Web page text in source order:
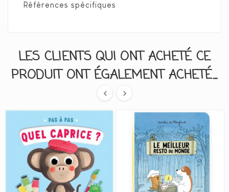
Références spécifiques
LES CLIENTS QUI ONT ACHETÉ CE
PRODUIT ONT ÉGALEMENT ACHETÉ...
 